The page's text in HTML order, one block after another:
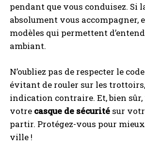
pendant que vous conduisez. Si
absolument vous accompagner,
modèles qui permettent
ambiant.
N’oubliez pas de respecter le
évitant de rouler sur les
indication contraire. Et, bien
votre casque de sécurité sur
partir. Protégez-vous pour
ville !